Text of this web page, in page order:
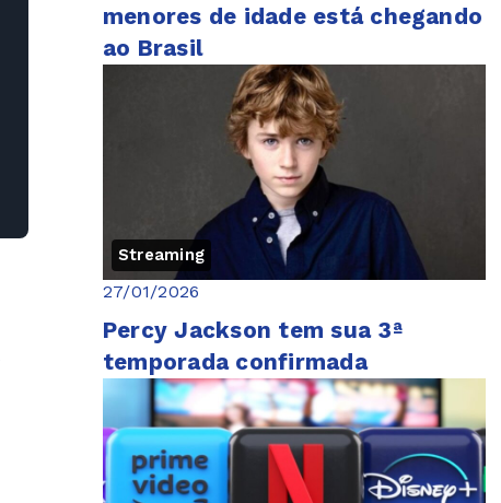
menores de idade está chegando
ao Brasil
Streaming
27/01/2026
Percy Jackson tem sua 3ª
temporada confirmada